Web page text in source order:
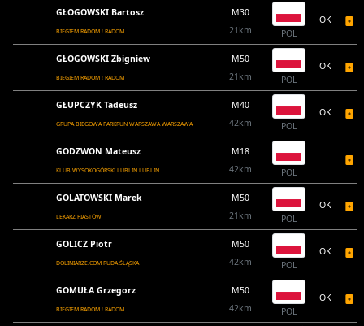
GŁOGOWSKI Bartosz
BIEGIEM RADOM ! RADOM
M30
21km
POL
OK
GŁOGOWSKI Zbigniew
BIEGIEM RADOM ! RADOM
M50
21km
POL
OK
GŁUPCZYK Tadeusz
GRUPA BIEGOWA PARKRUN WARSZAWA WARSZAWA
M40
42km
POL
OK
GODZWON Mateusz
KLUB WYSOKOGÓRSKI LUBLIN LUBLIN
M18
42km
POL
GOLATOWSKI Marek
LEKARZ PIASTÓW
M50
21km
POL
OK
GOLICZ Piotr
DOLINIARZE.COM RUDA ŚLĄSKA
M50
42km
POL
OK
GOMUŁA Grzegorz
BIEGIEM RADOM ! RADOM
M50
42km
POL
OK